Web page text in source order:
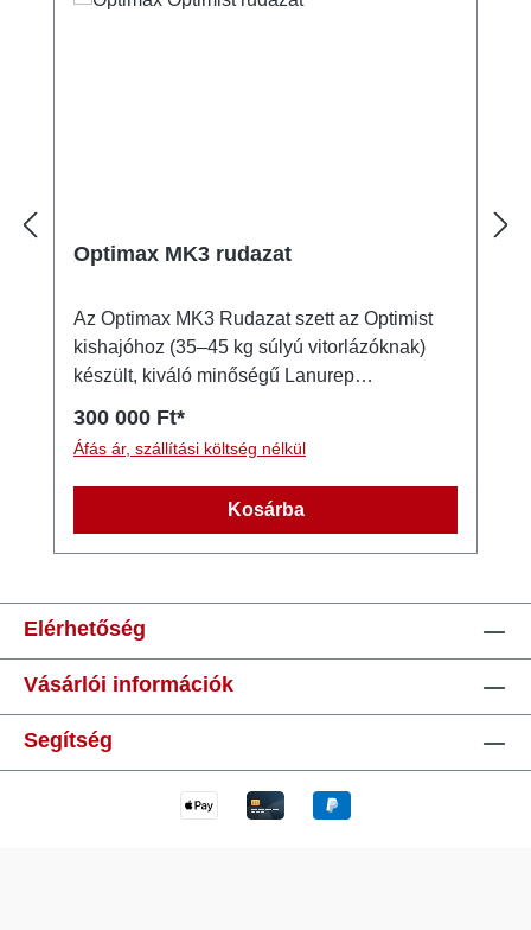
Optimax MK3 rudazat
Az Optimax MK3 Rudazat szett az Optimist
kishajóhoz (35–45 kg súlyú vitorlázóknak)
készült, kiváló minőségű Lanurep
tartalmazza az MK3 árbocot, 40 mm-es bumot
és 27 mm-es gaffot, valamint egy komplett
rigg-csomagot Harken csapágyaskampós
számára tervezve: kiváló merevség, alacsony
súly és prémium alkatrészek. Az Optimax
rudazatok közül ez egy középkemény szett,
40-es bummal. A megfelelő gaffal
(hyperflex/flex/mk3) lehet rajta "puhítani". A
szett az alábbiakat tartalmazza: - Optimax
MK3 árboc - Optimax MK3 bum - 40mm-es -
Optimax Mk3 gaff (igény szerint választható
300 000 Ft*
Áfás ár, szállítási költség nélkül
Kosárba
Elérhetőség
Vásárlói információk
Segítség